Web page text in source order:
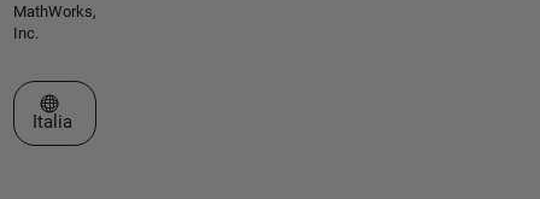
MathWorks,
Inc.
Seleziona un sito web
Italia